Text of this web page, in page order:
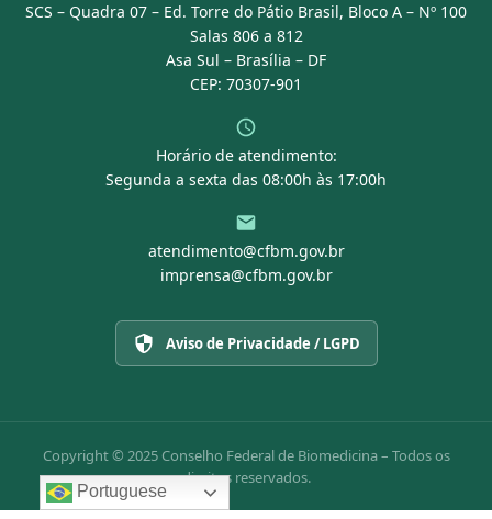
Portal Transparência
SCS – Quadra 07 – Ed. Torre do Pátio Brasil, Bloco A – Nº 100
Salas 806 a 812
Asa Sul – Brasília – DF
CEP: 70307-901
Horário de atendimento:
Segunda a sexta das 08:00h às 17:00h
atendimento@cfbm.gov.br
imprensa@cfbm.gov.br
Aviso de Privacidade / LGPD
Copyright © 2025 Conselho Federal de Biomedicina – Todos os
direitos reservados.
Portuguese